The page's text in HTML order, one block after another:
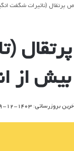
پرتقال (تاثیرات شگفت
از
بروزرسانی: ۱۴۰۳-۱۲-۲۹